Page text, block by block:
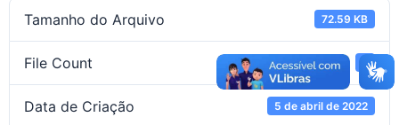
Tamanho do Arquivo 72.59 KB
File Count 1
Data de Criação 5 de abril de 2022